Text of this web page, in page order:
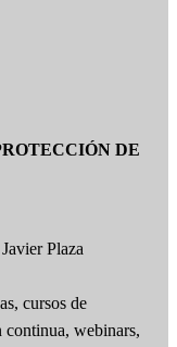
DE
Plaza
cursos de
continua, webinars,